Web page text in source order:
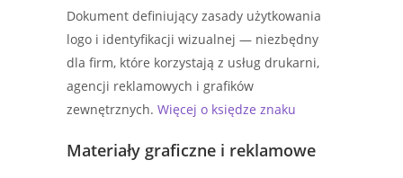
Dokument definiujący zasady użytkowania
logo i identyfikacji wizualnej — niezbędny
dla firm, które korzystają z usług drukarni,
agencji reklamowych i grafików
zewnętrznych. Więcej o księdze znaku
Materiały graficzne i reklamowe